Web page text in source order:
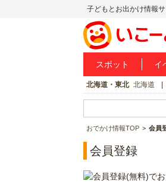
子どもとお出かけ情報
スポット イ
北海道・東北 北海道
おでかけ情報TOP 会員
会員登録